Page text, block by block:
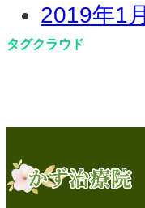
2019年1月
タグクラウド